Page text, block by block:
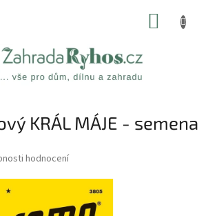
KRÁL MÁJE - semena
hodnocení